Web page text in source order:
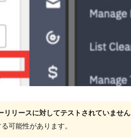
リースに対してテストされていません
可能性があります。